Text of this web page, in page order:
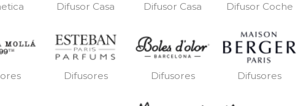
Difusor Casa Difusor Casa Difusor Coche
Difusores Difusores Difusores